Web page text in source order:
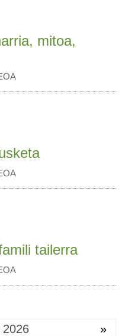
mitoa,
tailerra
»